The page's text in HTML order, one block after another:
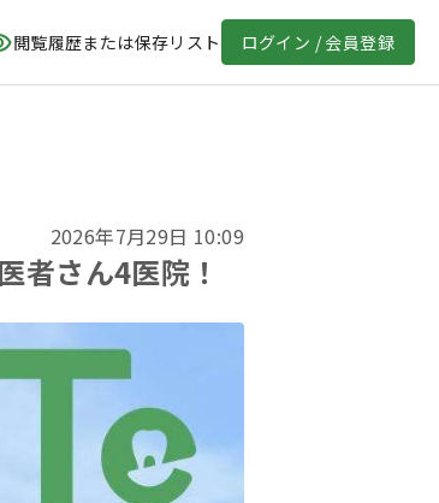
閲覧履歴または保存リスト ログイン / 会員登録
2026年7月29日 10:09
者さん4医院！